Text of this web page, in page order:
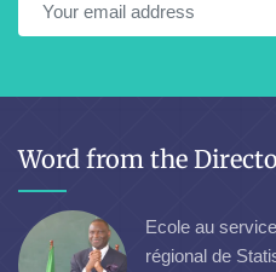
Word from the
Ecole au
régional de